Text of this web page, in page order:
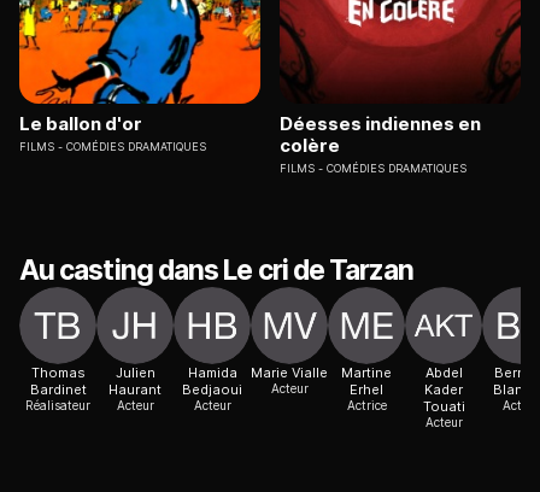
Le ballon d'or
FILMS COMÉDIES DRAMATIQUES
Déesses indiennes en
colère
FILMS COMÉDIES DRAMATIQUES
Au casting dans Le cri de Tarzan
Thomas
Bardinet
Réalisateur
Julien
Haurant
Acteur
Hamida
Bedjaoui
Acteur
Marie Vialle
Acteur
Martine
Erhel
Actrice
Abdel
Kader
Touati
Acteur
Acteur